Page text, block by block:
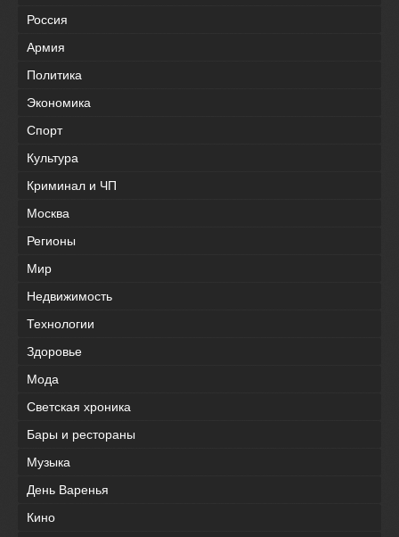
Россия
Армия
Политика
Экономика
Спорт
Культура
Криминал и ЧП
Москва
Регионы
Мир
Недвижимость
Технологии
Здоровье
Мода
Светская хроника
Бары и рестораны
Музыка
День Варенья
Кино